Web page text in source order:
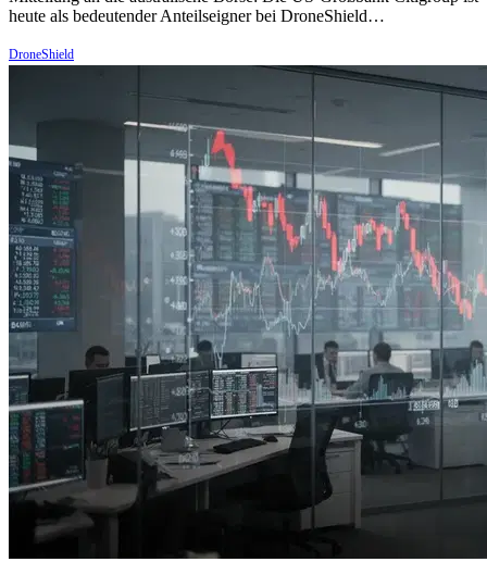
heute als bedeutender Anteilseigner bei DroneShield…
DroneShield